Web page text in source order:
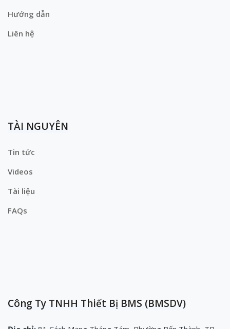
Hướng dẫn
Liên hệ
TÀI NGUYÊN
Tin tức
Videos
Tài liệu
FAQs
Công Ty TNHH Thiết Bị BMS (BMSDV)